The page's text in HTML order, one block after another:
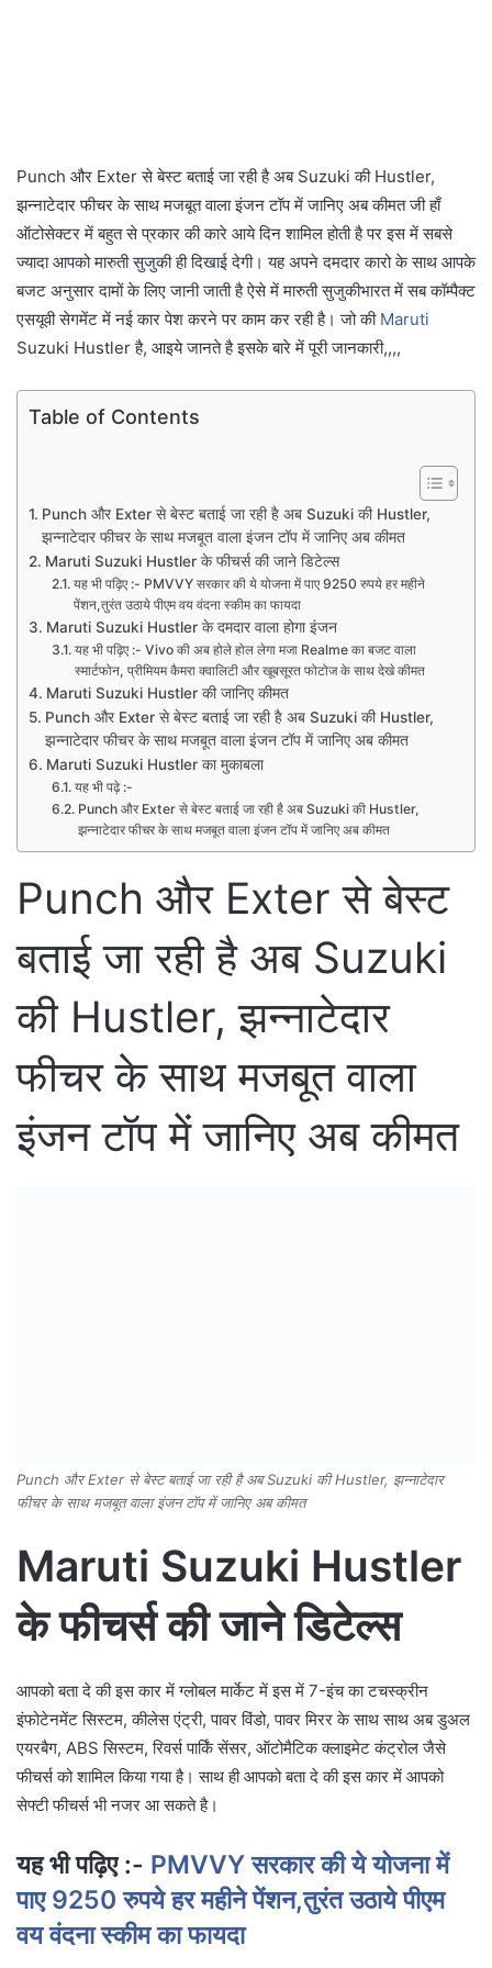
Punch और Exter से बेस्ट बताई जा रही है अब Suzuki की Hustler,
झन्नाटेदार फीचर के साथ मजबूत वाला इंजन टॉप में जानिए अब कीमत जी हाँ
ऑटोसेक्टर में बहुत से प्रकार की कारे आये दिन शामिल होती है पर इस में सबसे
ज्यादा आपको मारुती सुजुकी ही दिखाई देगी। यह अपने दमदार कारो के साथ आपके
बजट अनुसार दामों के लिए जानी जाती है ऐसे में मारुती सुजुकीभारत में सब कॉम्पैक्ट
एसयूवी सेगमेंट में नई कार पेश करने पर काम कर रही है। जो की Maruti
Suzuki Hustler है, आइये जानते है इसके बारे में पूरी जानकारी,,,,
Table of Contents
Punch और Exter से बेस्ट बताई जा रही है अब Suzuki की Hustler,
झन्नाटेदार फीचर के साथ मजबूत वाला इंजन टॉप में जानिए अब कीमत
Maruti Suzuki Hustler के फीचर्स की जाने डिटेल्स
यह भी पढ़िए :- PMVVY सरकार की ये योजना में पाए 9250 रुपये हर महीने
पेंशन,तुरंत उठाये पीएम वय वंदना स्कीम का फायदा
Maruti Suzuki Hustler के दमदार वाला होगा इंजन
यह भी पढ़िए :- Vivo की अब होले होल लेगा मजा Realme का बजट वाला
स्मार्टफोन, प्रीमियम कैमरा क्वालिटी और खूबसूरत फोटोज के साथ देखे कीमत
Maruti Suzuki Hustler की जानिए कीमत
Punch और Exter से बेस्ट बताई जा रही है अब Suzuki की Hustler,
झन्नाटेदार फीचर के साथ मजबूत वाला इंजन टॉप में जानिए अब कीमत
Maruti Suzuki Hustler का मुकाबला
यह भी पढ़े :-
Punch और Exter से बेस्ट बताई जा रही है अब Suzuki की Hustler,
झन्नाटेदार फीचर के साथ मजबूत वाला इंजन टॉप में जानिए अब कीमत
Punch और Exter से बेस्ट
बताई जा रही है अब Suzuki
की Hustler, झन्नाटेदार
फीचर के साथ मजबूत वाला
इंजन टॉप में जानिए अब कीमत
Punch और Exter से बेस्ट बताई जा रही है अब Suzuki की Hustler, झन्नाटेदार
फीचर के साथ मजबूत वाला इंजन टॉप में जानिए अब कीमत
Maruti Suzuki Hustler
के फीचर्स की जाने डिटेल्स
आपको बता दे की इस कार में ग्लोबल मार्केट में इस में 7-इंच का टचस्क्रीन
इंफोटेनमेंट सिस्टम, कीलेस एंट्री, पावर विंडो, पावर मिरर के साथ साथ अब डुअल
एयरबैग, ABS सिस्टम, रिवर्स पार्किं सेंसर, ऑटोमैटिक क्लाइमेट कंट्रोल जैसे
फीचर्स को शामिल किया गया है। साथ ही आपको बता दे की इस कार में आपको
सेफ्टी फीचर्स भी नजर आ सकते है।
यह भी पढ़िए :- PMVVY सरकार की ये योजना में
पाए 9250 रुपये हर महीने पेंशन,तुरंत उठाये पीएम
वय वंदना स्कीम का फायदा